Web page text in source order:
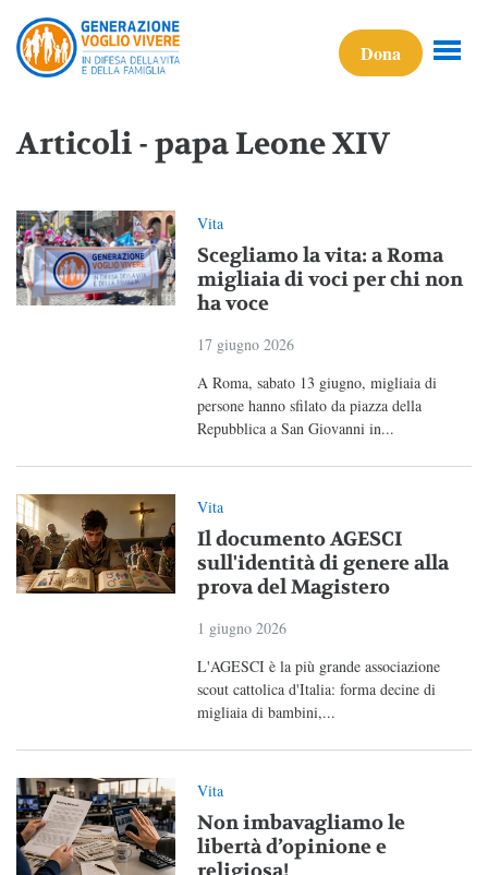
Dona
Articoli - papa Leone XIV
Vita
Scegliamo la vita: a Roma
migliaia di voci per chi non
ha voce
17 giugno 2026
A Roma, sabato 13 giugno, migliaia di
persone hanno sfilato da piazza della
Repubblica a San Giovanni in...
Vita
Il documento AGESCI
sull'identità di genere alla
prova del Magistero
1 giugno 2026
L'AGESCI è la più grande associazione
scout cattolica d'Italia: forma decine di
migliaia di bambini,...
Vita
Non imbavagliamo le
libertà d’opinione e